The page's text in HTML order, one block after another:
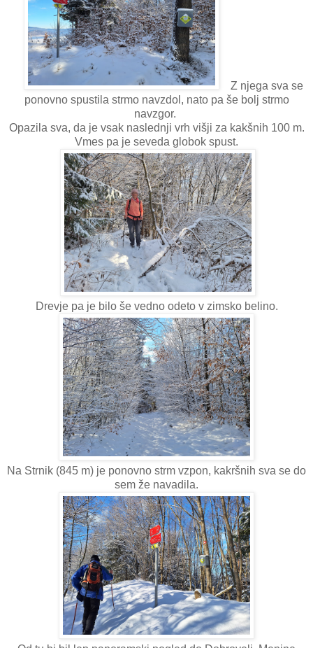
Z njega sva se
ponovno spustila strmo navzdol, nato pa še bolj strmo
navzgor.
Opazila sva, da je vsak naslednji vrh višji za kakšnih 100 m.
Vmes pa je seveda globok spust.
Drevje pa je bilo še vedno odeto v zimsko belino.
Na Strnik (845 m) je ponovno strm vzpon, kakršnih sva se do
sem že navadila.